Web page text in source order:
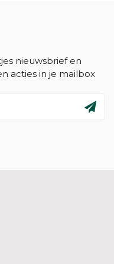
nieuwsbrief en
acties in je mailbox